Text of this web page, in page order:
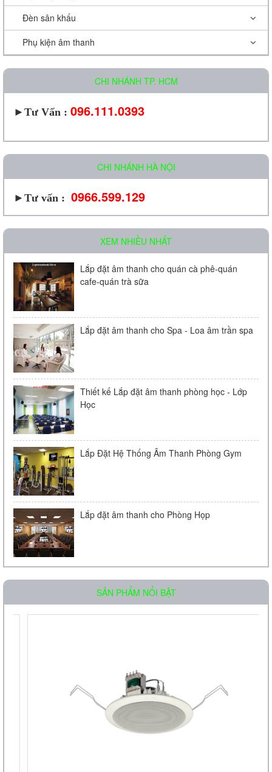
Đèn sân khấu
Phụ kiện âm thanh
CHI NHÁNH TP. HCM
► Tư Vấn : 096.111.0393
CHI NHÁNH HÀ NỘI
►Tư vấn : 0966.599.129
XEM NHIỀU NHẤT
Lắp đặt âm thanh cho quán cà phê-quán
cafe-quán trà sữa
Lắp đặt âm thanh cho Spa - Loa âm trần spa
Thiết kế Lắp đặt âm thanh phòng học - Lớp
Học
Lắp Đặt Hệ Thống Âm Thanh Phòng Gym
Lắp đặt âm thanh cho Phòng Họp
SẢN PHẨM NỔI BẬT
Loa âm trần OBT-605